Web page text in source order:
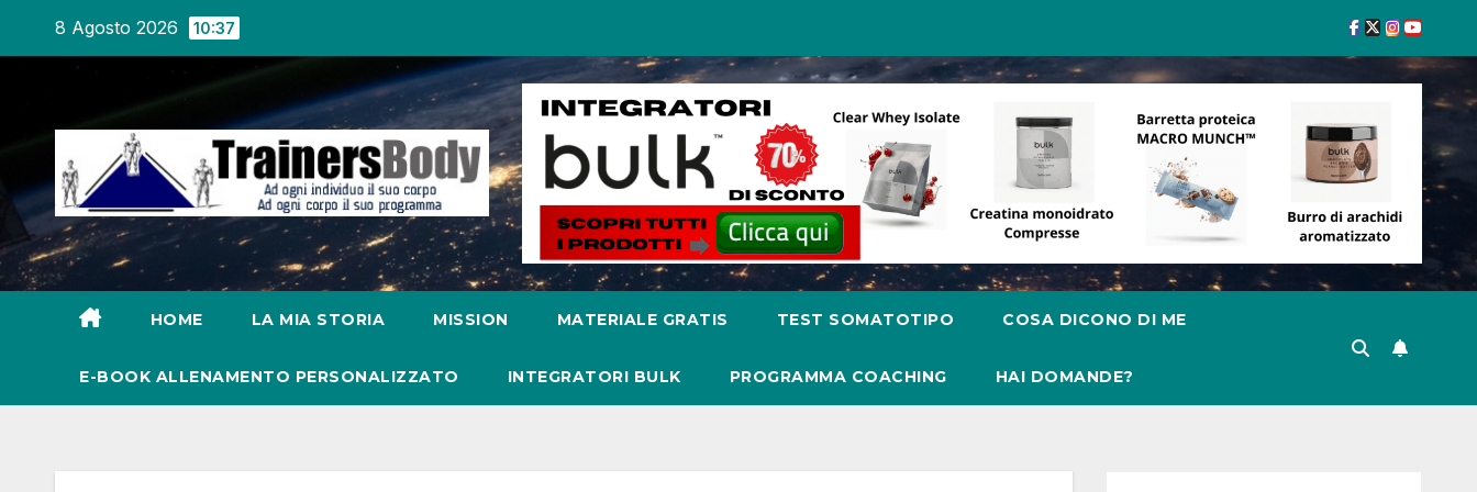
8 Agosto 2026 10:37
HOME LA MIA STORIA MISSION MATERIALE GRATIS TEST SOMATOTIPO COSA DICONO DI ME
E-BOOK ALLENAMENTO PERSONALIZZATO INTEGRATORI BULK PROGRAMMA COACHING HAI DOMANDE?